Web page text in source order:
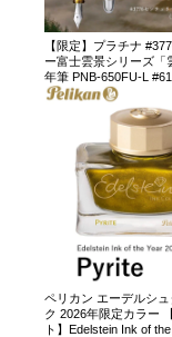
【限定】プラチナ
ー富士雲景シリーズ「
年筆 PNB-650FU-L
ペリカン エーデルシ
ク 2026年限定カラー
ト】Edelstein Ink of